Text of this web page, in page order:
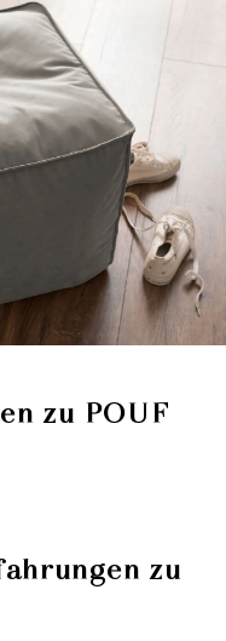
zu POUF
zu